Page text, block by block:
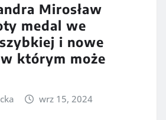
Mirosław
medal we
i nowe
którym może
wrz 15, 2024